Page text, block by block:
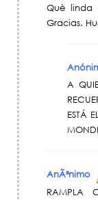
Què linda
Gracias.
A
ESTÁ
AnÃ³nimo
RAMPLA